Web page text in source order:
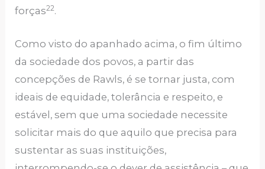
forças22.
Como visto do apanhado acima, o fim último
da sociedade dos povos, a partir das
concepções de Rawls, é se tornar justa, com
ideais de equidade, tolerância e respeito, e
estável, sem que uma sociedade necessite
solicitar mais do que aquilo que precisa para
sustentar as suas instituições,